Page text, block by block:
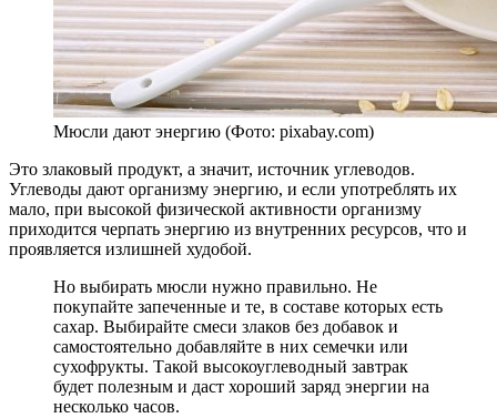
Мюсли дают энергию (Фото: pixabay.com)
Это злаковый продукт, а значит, источник углеводов.
Углеводы дают организму энергию, и если употреблять их
мало, при высокой физической активности организму
приходится черпать энергию из внутренних ресурсов, что и
проявляется излишней худобой.
Но выбирать мюсли нужно правильно. Не
покупайте запеченные и те, в составе которых есть
сахар. Выбирайте смеси злаков без добавок и
самостоятельно добавляйте в них семечки или
сухофрукты. Такой высокоуглеводный завтрак
будет полезным и даст хороший заряд энергии на
несколько часов.